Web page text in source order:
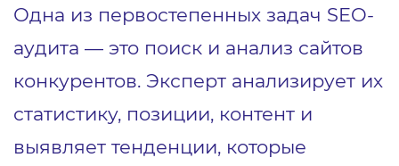
Одна из первостепенных задач SEO-
аудита — это поиск и анализ сайтов
конкурентов. Эксперт анализирует их
статистику, позиции, контент и
выявляет тенденции, которые